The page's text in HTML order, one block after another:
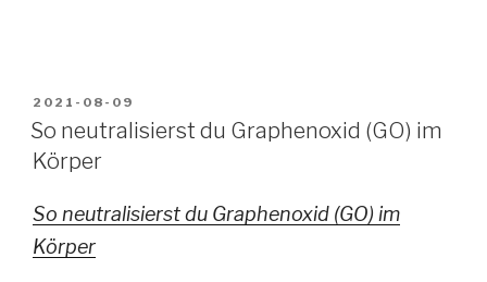
VERÖFFENTLICHT
AM
2021-08-09
So neutralisierst du Graphenoxid (GO) im
Körper
So neutralisierst du Graphenoxid (GO) im
Körper